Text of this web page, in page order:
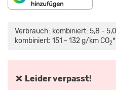
Verbrauch: kombiniert: 5,8 -
kombiniert: 151 - 132 g/km CO2*
❌ Leider verpasst!
TOURING:
POWER,
ALLRAD,
TEST